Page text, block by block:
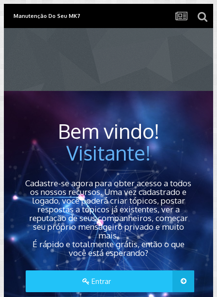
Manutenção Do Seu MK7
Bem vindo!
Visitante!
Cadastre-se agora para obter acesso a todos
os nossos recursos. Uma vez cadastrado e
logado, você poderá criar tópicos, postar
respostas a tópicos já existentes, ver a
reputação de seus companheiros, começar
seu próprio mensageiro privado e muito
mais.
É rápido e totalmente grátis, então o que
você está esperando?
Entrar